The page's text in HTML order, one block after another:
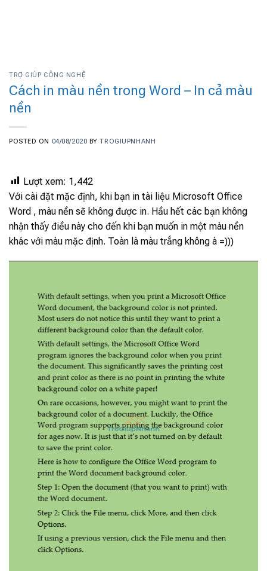
TRỢ GIÚP CÔNG NGHỆ
Cách in màu nền trong Word – In cả màu
nền
POSTED ON 04/08/2020 BYTROGIUPNHANH
Lượt xem: 1,442
Với cài đặt mặc định, khi bạn in tài liệu Microsoft Office
Word , màu nền sẽ không được in. Hầu hết các bạn không
nhận thấy điều này cho đến khi bạn muốn in một màu nền
khác với màu mặc định. Toàn là màu trắng không à =)))